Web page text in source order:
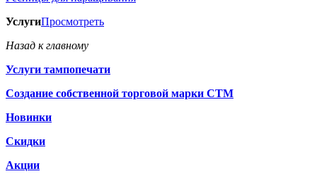
УслугиПросмотреть
Назад к главному
Услуги тампопечати
Создание собственной торговой марки СТМ
Новинки
Скидки
Акции